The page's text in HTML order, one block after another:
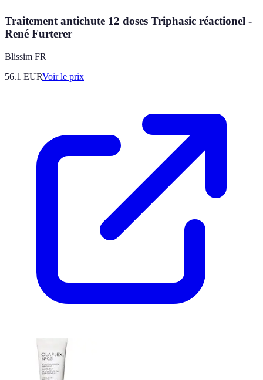
Traitement antichute 12 doses Triphasic réactionel -
René Furterer
Blissim FR
56.1 EURVoir le prix